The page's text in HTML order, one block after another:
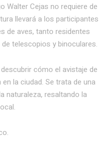
Walter Cejas no requiere de
llevará a los participantes
de aves, tanto residentes
telescopios y binoculares.
cómo el avistaje de
la ciudad. Se trata de una
naturaleza, resaltando la